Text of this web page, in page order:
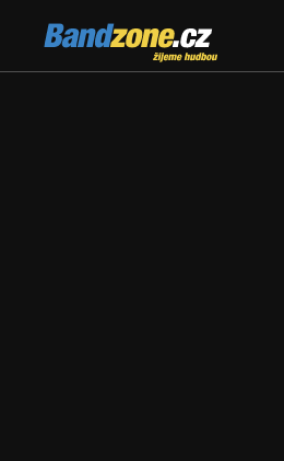
Bandzone.cz
žijeme hudbou